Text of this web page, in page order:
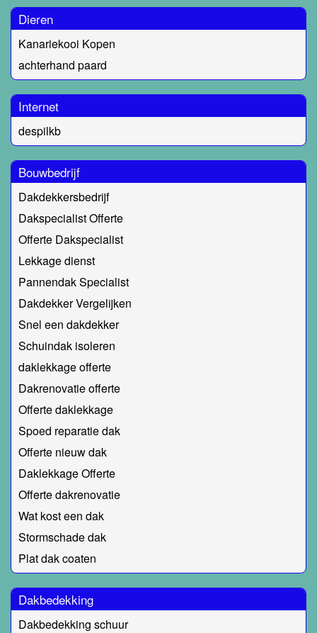
Dieren
Kanariekooi Kopen
achterhand paard
Internet
despilkb
Bouwbedrijf
Dakdekkersbedrijf
Dakspecialist Offerte
Offerte Dakspecialist
Lekkage dienst
Pannendak Specialist
Dakdekker Vergelijken
Snel een dakdekker
Schuindak isoleren
daklekkage offerte
Dakrenovatie offerte
Offerte daklekkage
Spoed reparatie dak
Offerte nieuw dak
Daklekkage Offerte
Offerte dakrenovatie
Wat kost een dak
Stormschade dak
Plat dak coaten
Dakbedekking
Dakbedekking schuur